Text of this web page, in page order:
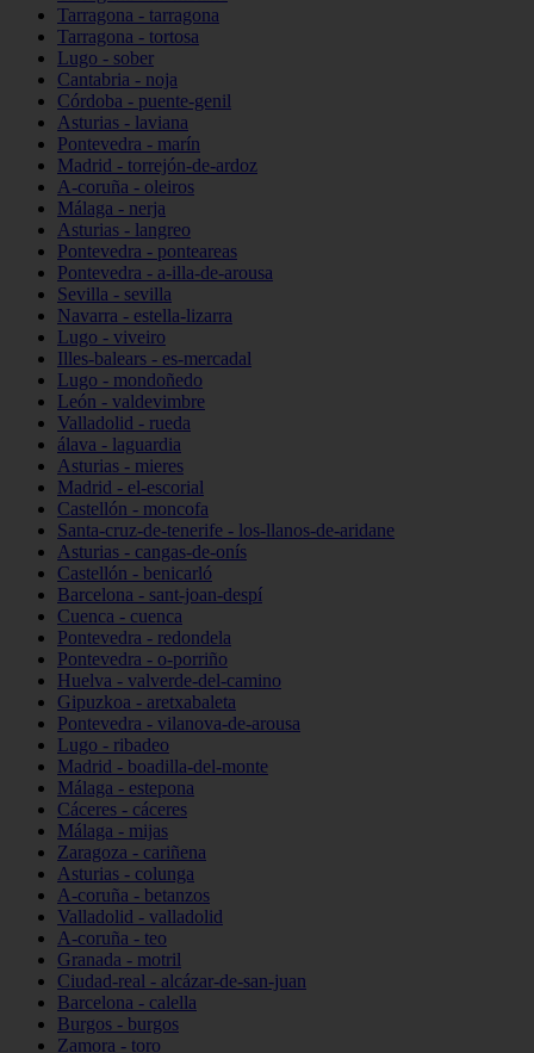
Tarragona - tarragona
Tarragona - tortosa
Lugo - sober
Cantabria - noja
Córdoba - puente-genil
Asturias - laviana
Pontevedra - marín
Madrid - torrejón-de-ardoz
A-coruña - oleiros
Málaga - nerja
Asturias - langreo
Pontevedra - ponteareas
Pontevedra - a-illa-de-arousa
Sevilla - sevilla
Navarra - estella-lizarra
Lugo - viveiro
Illes-balears - es-mercadal
Lugo - mondoñedo
León - valdevimbre
Valladolid - rueda
álava - laguardia
Asturias - mieres
Madrid - el-escorial
Castellón - moncofa
Santa-cruz-de-tenerife - los-llanos-de-aridane
Asturias - cangas-de-onís
Castellón - benicarló
Barcelona - sant-joan-despí
Cuenca - cuenca
Pontevedra - redondela
Pontevedra - o-porriño
Huelva - valverde-del-camino
Gipuzkoa - aretxabaleta
Pontevedra - vilanova-de-arousa
Lugo - ribadeo
Madrid - boadilla-del-monte
Málaga - estepona
Cáceres - cáceres
Málaga - mijas
Zaragoza - cariñena
Asturias - colunga
A-coruña - betanzos
Valladolid - valladolid
A-coruña - teo
Granada - motril
Ciudad-real - alcázar-de-san-juan
Barcelona - calella
Burgos - burgos
Zamora - toro